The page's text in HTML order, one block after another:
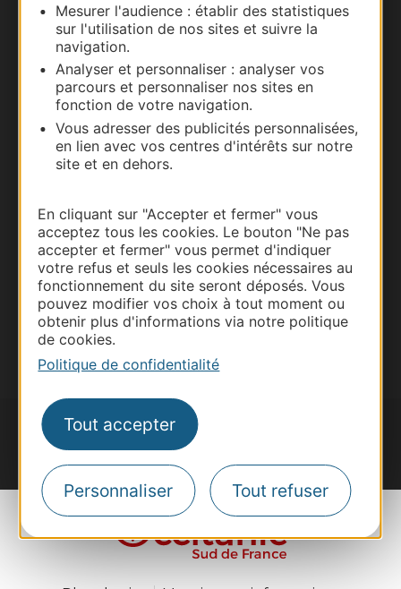
Mesurer l'audience : établir des statistiques
sur l'utilisation de nos sites et suivre la
navigation.
Analyser et personnaliser : analyser vos
parcours et personnaliser nos sites en
fonction de votre navigation.
Vous adresser des publicités personnalisées,
en lien avec vos centres d'intérêts sur notre
site et en dehors.
En cliquant sur "Accepter et fermer" vous
acceptez tous les cookies. Le bouton "Ne pas
accepter et fermer" vous permet d'indiquer
votre refus et seuls les cookies nécessaires au
fonctionnement du site seront déposés. Vous
pouvez modifier vos choix à tout moment ou
obtenir plus d'informations via notre politique
de cookies.
Politique de confidentialité
Tout accepter
Personnaliser Tout refuser
Thermalisme
Business/Mice
Pros d'Occitanie
Voyagistes
Destination Sport
Inscrivez-vous à la lettre d'information
Destination Occitanie pour recevoir des
suggestions de séjours, de visites et de sorties.
Je m'abonne
#VoyageOccitanie